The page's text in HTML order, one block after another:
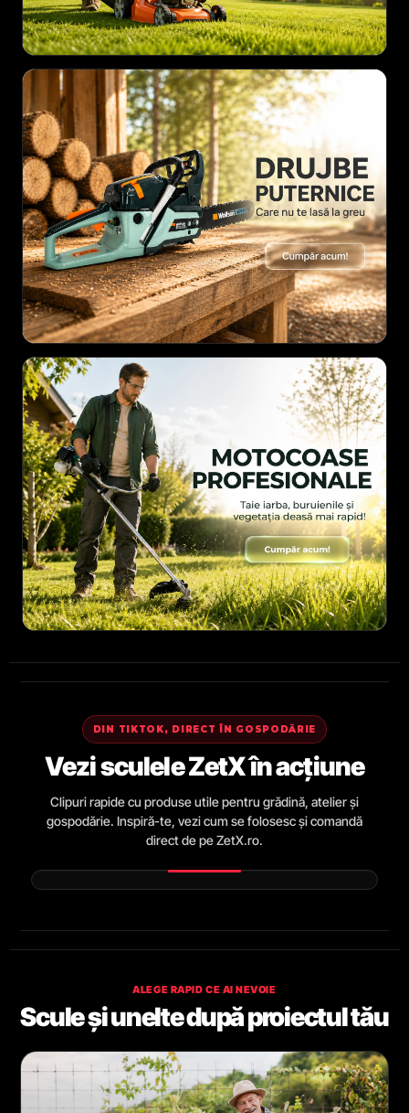
DIN TIKTOK, DIRECT ÎN GOSPODĂRIE
Vezi sculele ZetX în acțiune
Clipuri rapide cu produse utile pentru grădină, atelier și
gospodărie. Inspiră-te, vezi cum se folosesc și comandă
direct de pe ZetX.ro.
ALEGE RAPID CE AI NEVOIE
Scule și unelte după proiectul tău